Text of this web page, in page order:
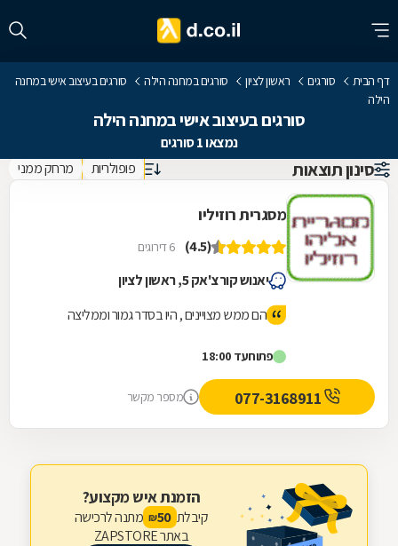
דף הבית סורגים ראשון לציון סורגים במחנה הילה
סורגים בעיצוב אישי במחנה
הילה
סורגים בעיצוב אישי במחנה הילה
נמצאו 1 סורגים
סינון תוצאות פופולריות מרחק ממני
מסגרית רוזיליו
(4.5) 6 דירוגים
יאנוש קורצ'אק 5, ראשון לציון
הם ממש מצויינים , היו בסדר גמור וממליצה
פתוחעד 18:00
מספר מקשר
הזמנת איש מקצוע?
קיבלת 50
₪ מתנה לרכישה
באתר ZAPSTORE